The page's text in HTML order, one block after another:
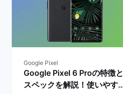
Google Pixel
Google Pixel 6 Proの特徴と
スペックを解説！使いやす